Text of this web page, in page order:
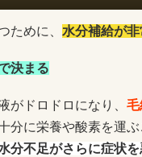
ために、 水分補給が
決まる
がドロドロになり、 毛
分に栄養や酸素を運
分不足がさらに症状